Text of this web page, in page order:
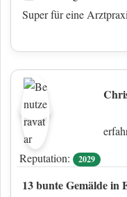
Super für eine
Reputation:
2029
13 bunte Gemälde in